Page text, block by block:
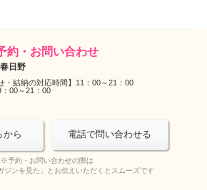
約・お問い合わせ
日野
・結納の対応時間】11：00～21：00
：00～21：00
から 電話で問い合わせる
※予約・お問い合わせの際は
ジンを見た」とお伝えいただくとスムーズです